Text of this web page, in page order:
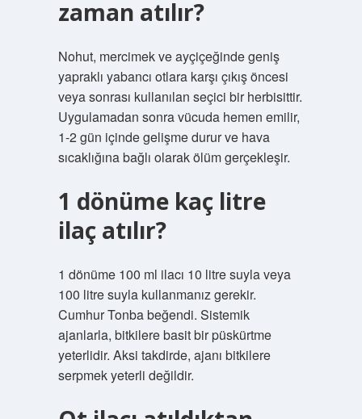
zaman atılır?
Nohut, mercimek ve ayçiçeğinde geniş
yapraklı yabancı otlara karşı çıkış öncesi
veya sonrası kullanılan seçici bir herbisittir.
Uygulamadan sonra vücuda hemen emilir,
1-2 gün içinde gelişme durur ve hava
sıcaklığına bağlı olarak ölüm gerçekleşir.
1 dönüme kaç litre
ilaç atılır?
1 dönüme 100 ml ilacı 10 litre suyla veya
100 litre suyla kullanmanız gerekir.
Cumhur Tonba beğendi. Sistemik
ajanlarla, bitkilere basit bir püskürtme
yeterlidir. Aksi takdirde, ajanı bitkilere
serpmek yeterli değildir.